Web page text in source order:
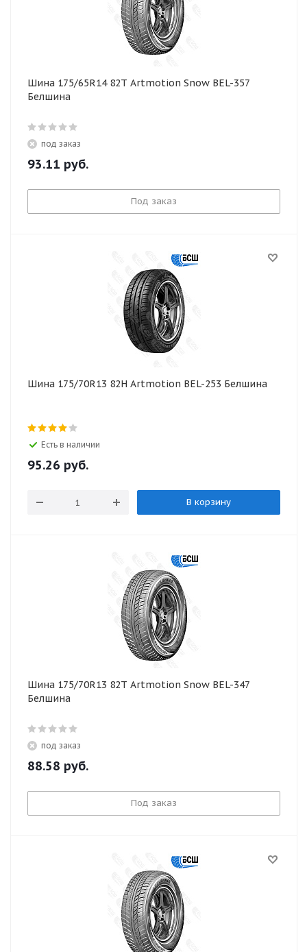
Шина 175/65R14 82T Artmotion Snow BEL-357
Белшина
под заказ
93.11 руб.
Под заказ
Шина 175/70R13 82H Artmotion BEL-253 Белшина
Есть в наличии
95.26 руб.
В корзину
Шина 175/70R13 82T Artmotion Snow BEL-347
Белшина
под заказ
88.58 руб.
Под заказ